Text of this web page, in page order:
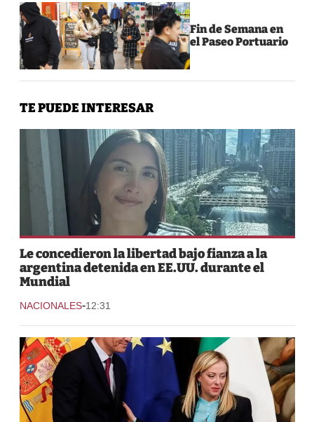
Fin de Semana en
el Paseo Portuario
TE PUEDE INTERESAR
Le concedieron la libertad bajo fianza a la
argentina detenida en EE.UU. durante el
Mundial
NACIONALES-12:31